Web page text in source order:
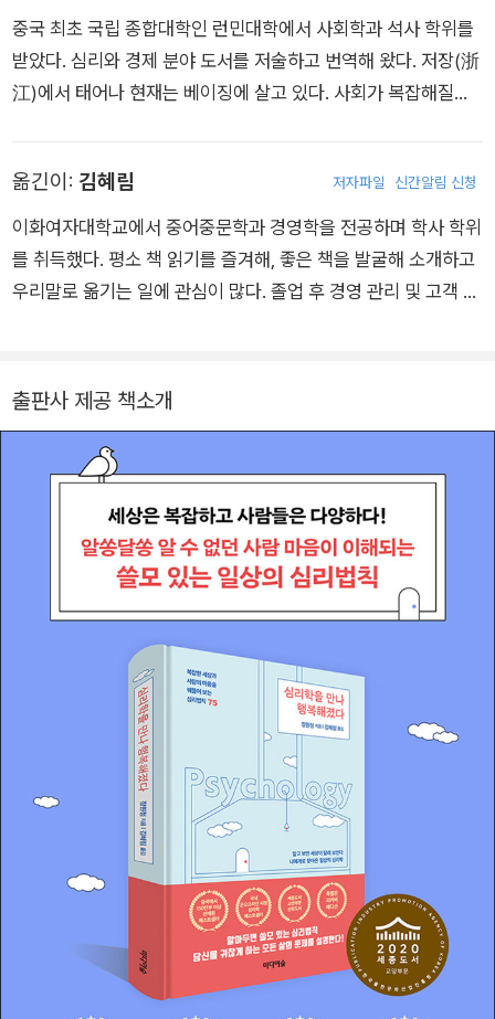
중국 최초 국립 종합대학인 런민대학에서 사회학과 석사 학위를
받았다. 심리와 경제 분야 도서를 저술하고 번역해 왔다. 저장(浙
江)에서 태어나 현재는 베이징에 살고 있다. 사회가 복잡해질수
는 인식의 지평을 넓히고자 이 책을 쓰게 됐다. 수많은 심리 법칙
은 무엇보다 재미가 있을 뿐만 아니라 세상 물정을 이해하는 데
크나큰 도움을 준다. 어디에나 존재하고 당신의 삶을 좌우할 수
있는 심리학적 효과를 의심하지 마라. 『마음을 꿰뚫는 일상의 심
옮긴이: 김혜림 저자파일 신간알림 신청
이화여자대학교에서 중어중문학과 경영학을 전공하며 학사 학위
를 취득했다. 평소 책 읽기를 즐겨해, 좋은 책을 발굴해 소개하고
우리말로 옮기는 일에 관심이 많다. 졸업 후 경영 관리 및 고객 관
활동하고 있다.
출판사 제공 책소개